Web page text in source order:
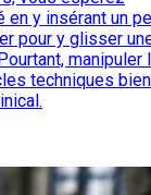
en y insérant un
pour y glisser
manipuler
techniques bien